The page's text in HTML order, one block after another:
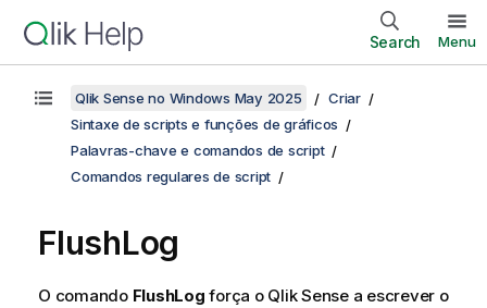
Search Menu
Qlik Sense no Windows May 2025
Criar
Sintaxe de scripts e funções de gráficos
Palavras-chave e comandos de script
Comandos regulares de script
FlushLog
O comando FlushLog força o Qlik Sensea escrever o